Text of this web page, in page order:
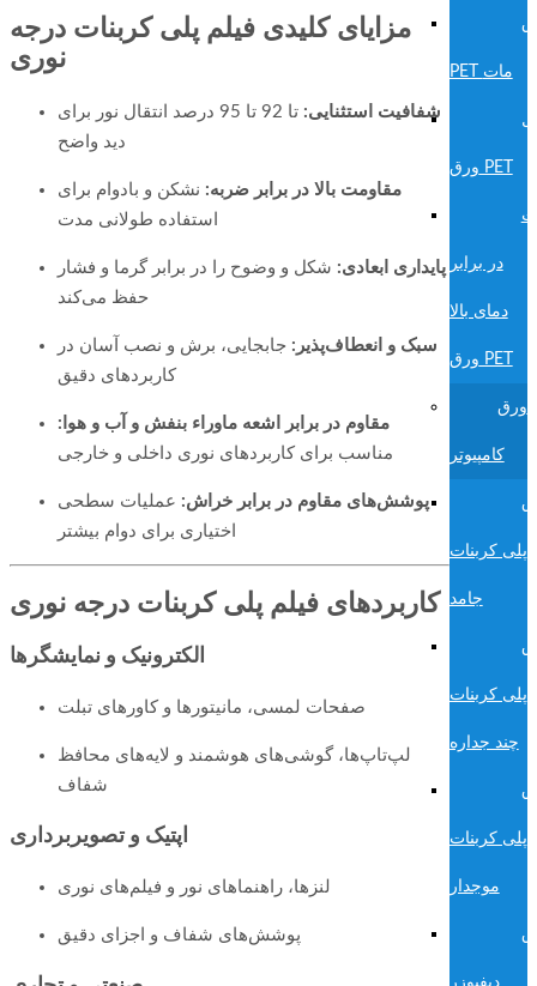
PET مات
ورق PET
در برابر
دمای بالا
ورق PET
ورق
کامپیوتر
پلی کربنات
جامد
پلی کربنات
چند جداره
پلی کربنات
موجدار
دیفیوزر
مزایای کلیدی فیلم پلی کربنات درجه
نوری
شفافیت استثنایی:
تا 92 تا 95 درصد انتقال نور برای
دید واضح
مقاومت بالا در برابر ضربه: نشکن و بادوام برای
استفاده طولانی مدت
پایداری ابعادی: شکل و وضوح را در برابر گرما و فشار
حفظ می‌کند
سبک و انعطاف‌پذیر: جابجایی، برش و نصب آسان در
کاربردهای دقیق
مقاوم در برابر اشعه ماوراء بنفش و آب و هوا:
مناسب برای کاربردهای نوری داخلی و خارجی
پوشش‌های مقاوم در برابر خراش: عملیات سطحی
اختیاری برای دوام بیشتر
کاربردهای فیلم پلی کربنات درجه نوری
الکترونیک و نمایشگرها
صفحات لمسی، مانیتورها و کاورهای تبلت
لپ‌تاپ‌ها، گوشی‌های هوشمند و لایه‌های محافظ
شفاف
اپتیک و تصویربرداری
لنزها، راهنماهای نور و فیلم‌های نوری
پوشش‌های شفاف و اجزای دقیق